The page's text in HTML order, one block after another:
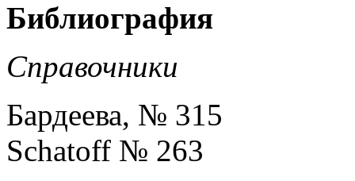
Библиография
Справочники
Бардеева, № 315
Schatoff № 263